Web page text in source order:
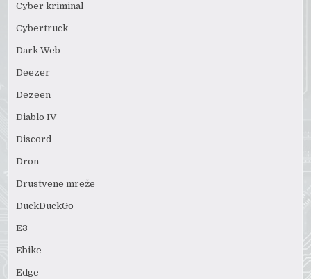
Cyber kriminal
Cybertruck
Dark Web
Deezer
Dezeen
Diablo IV
Discord
Dron
Drustvene mreže
DuckDuckGo
E3
Ebike
Edge